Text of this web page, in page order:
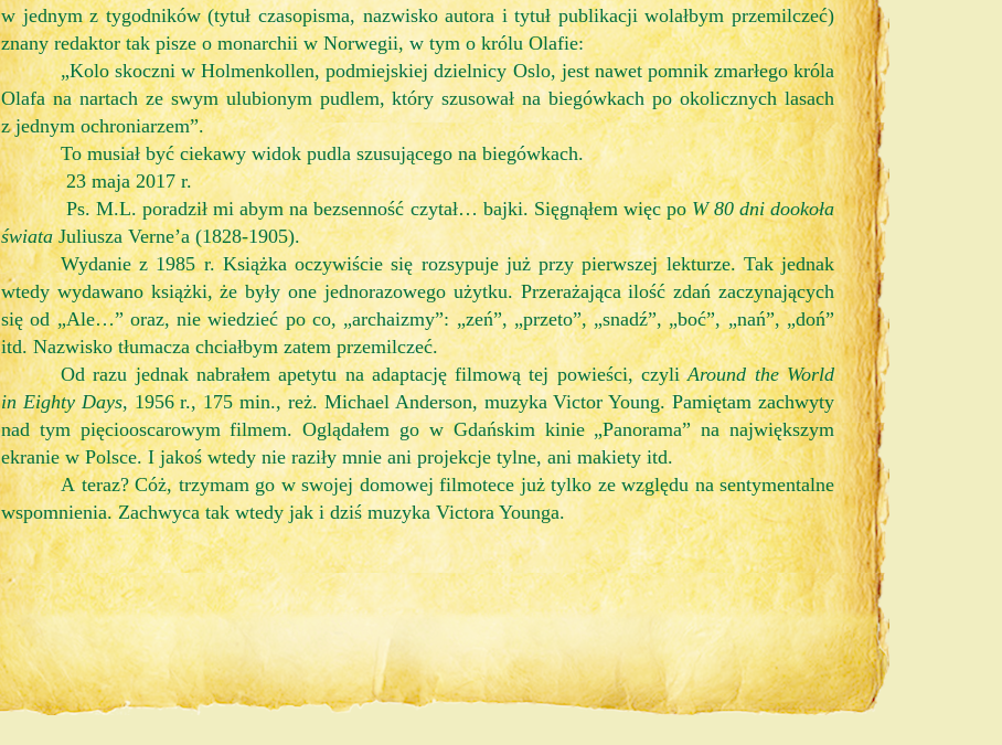
w jednym z tygodników (tytuł czasopisma, nazwisko autora i tytuł publikacji wolałbym przemilczeć)
znany redaktor tak pisze o monarchii w Norwegii, w tym o królu Olafie:
„Kolo skoczni w Holmenkollen, podmiejskiej dzielnicy Oslo, jest nawet pomnik zmarłego króla
Olafa na nartach ze swym ulubionym pudlem, który szusował na biegówkach po okolicznych lasach
z jednym ochroniarzem”.
To musiał być ciekawy widok pudla szusującego na biegówkach.
23 maja 2017 r.
Ps. M.L. poradził mi abym na bezsenność czytał… bajki. Sięgnąłem więc poW 80 dni dookoła
świataJuliusza Verne’a (1828-1905).
Wydanie z 1985 r. Książka oczywiście się rozsypuje już przy pierwszej lekturze. Tak jednak
wtedy wydawano książki, że były one jednorazowego użytku. Przerażająca ilość zdań zaczynających
się od „Ale…” oraz, nie wiedzieć po co, „archaizmy”: „zeń”, „przeto”, „snadź”, „boć”, „nań”, „doń”
itd. Nazwisko tłumacza chciałbym zatem przemilczeć.
Od razu jednak nabrałem apetytu na adaptację filmową tej powieści, czyliAround the World
in Eighty Days, 1956 r., 175 min., reż. Michael Anderson, muzyka Victor Young. Pamiętam zachwyty
nad tym pięciooscarowym filmem. Oglądałem go w Gdańskim kinie „Panorama” na największym
ekranie w Polsce. I jakoś wtedy nie raziły mnie ani projekcje tylne, ani makiety itd.
A teraz? Cóż, trzymam go w swojej domowej filmotece już tylko ze względu na sentymentalne
wspomnienia. Zachwyca tak wtedy jak i dziś muzyka Victora Younga.